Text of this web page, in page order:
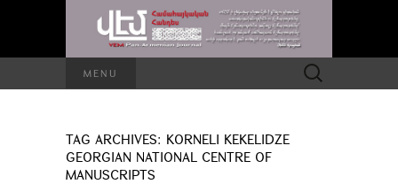
MENU
Search
for:
TAG ARCHIVES: KORNELI KEKELIDZE
GEORGIAN NATIONAL CENTRE OF
MANUSCRIPTS